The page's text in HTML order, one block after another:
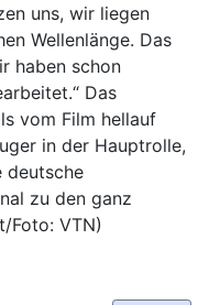
uns, wir liegen
Wellenlänge. Das
haben schon
Das
vom Film hellauf
in der Hauptrolle,
deutsche
zu den ganz
Foto: VTN)